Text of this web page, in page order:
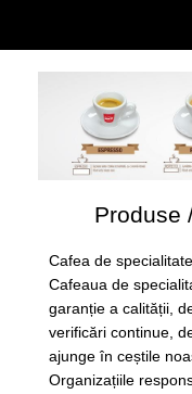
Produse
Cafea de specialitate
Cafeaua de
garanție a calității,
verificări continue,
ajunge în ceștile
Organizațiile